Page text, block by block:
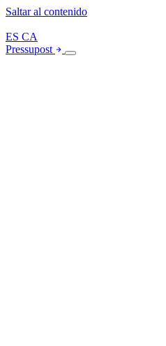
Saltar al contenido
ES CA
Pressupost